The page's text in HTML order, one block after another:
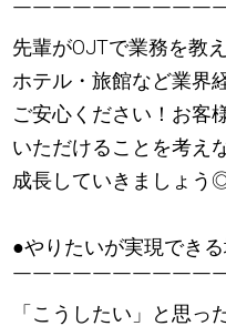
￣￣￣￣￣￣￣￣￣￣
先輩がOJTで業務を教
ホテル・旅館など業界
ご安心ください！お客
いただけることを考え
成長していきましょう
●やりたいが実現でき
￣￣￣￣￣￣￣￣￣￣
「こうしたい」と思っ